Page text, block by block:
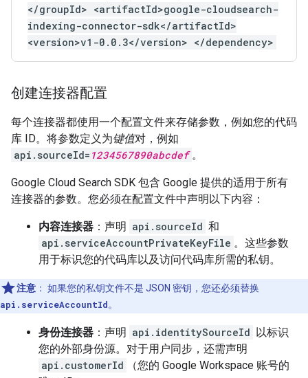
</groupId> <artifactId>google-cloudsearch-
indexing-connector-sdk</artifactId>
<version>v1-0.0.3</version> </dependency>
创建连接器配置
每个连接器都使用一个配置文件来存储参数，例如您的代码
库 ID。将参数定义为键值对，例如
api.sourceId= 1234567890abcdef 。
Google Cloud Search SDK 包含 Google 提供的适用于所有
连接器的参数。您必须在配置文件中声明以下内容：
内容连接器 ：声明 api.sourceId 和
api.serviceAccountPrivateKeyFile 。这些参数
用于标识您的代码库以及访问代码库所需的私钥。
注意 ： 如果您的私钥文件不是 JSON 密钥，您还必须替换
api.serviceAccountId。
身份连接器 ：声明 api.identitySourceId 以标识
您的外部身份源。对于用户同步，还需声明
api.customerId
（您的 Google Workspace 账号的